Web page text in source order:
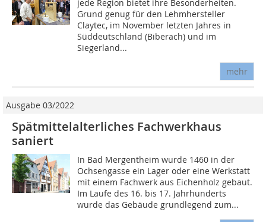
jede Region bietet ihre Besonderheiten.
Grund genug für den Lehmhersteller
Claytec, im November letzten Jahres in
Süddeutschland (Biberach) und im
Siegerland...
mehr
Ausgabe 03/2022
Spätmittelalterliches Fachwerkhaus
saniert
In Bad Mergentheim wurde 1460 in der
Ochsengasse ein Lager oder eine Werkstatt
mit einem Fachwerk aus Eichenholz gebaut.
Im Laufe des 16. bis 17. Jahrhunderts
wurde das Gebäude grundlegend zum...